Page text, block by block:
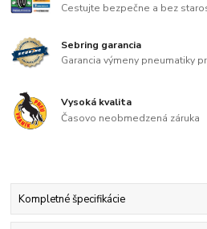
Cestujte bezpečne a bez
Sebring garancia
Garancia výmeny pneumatiky
Vysoká kvalita
Časovo neobmedzená záruka
Kompletné špecifikácie